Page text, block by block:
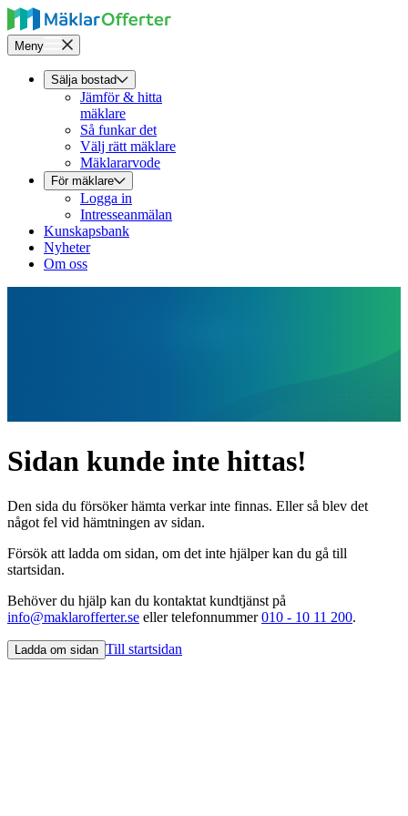
Meny
Sälja bostad
Jämför & hitta
mäklare
Så funkar det
Välj rätt mäklare
Mäklararvode
För mäklare
Logga in
Intresseanmälan
Kunskapsbank
Nyheter
Om oss
Sidan kunde inte hittas!
Den sida du försöker hämta verkar inte finnas. Eller så blev det
något fel vid hämtningen av sidan.
Försök att ladda om sidan, om det inte hjälper kan du gå till
startsidan.
Behöver du hjälp kan du kontaktat kundtjänst på
info@maklarofferter.se eller telefonnummer010 - 10 11 200.
Ladda om sidan Till startsidan